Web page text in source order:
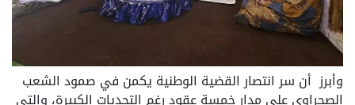
وأبرز أن سر انتصار القضية الوطنية يكمن في صمود الشعب
الصحراوي على مدار خمسة عقود رغم التحديات الكبيرة، والتي